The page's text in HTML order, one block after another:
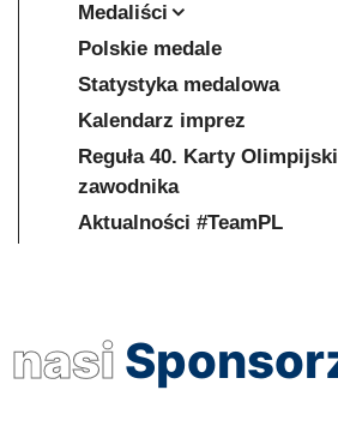
Medaliści
Polskie medale
Statystyka medalowa
Kalendarz imprez
Reguła 40. Karty
zawodnika
Aktualności #TeamPL
nasi